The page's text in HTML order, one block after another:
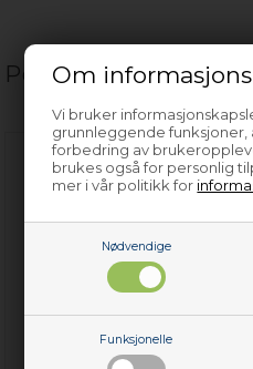
Om
Vi bruker
grunnleggende funksjoner,
forbedring av
brukes også for personlig
mer i vår politikk for
Nødvendige
Funksjonelle
Populære relaterte
Endestykke til baklist ved
håndtak, Wasco komfyr &
stekeovn (høyre)